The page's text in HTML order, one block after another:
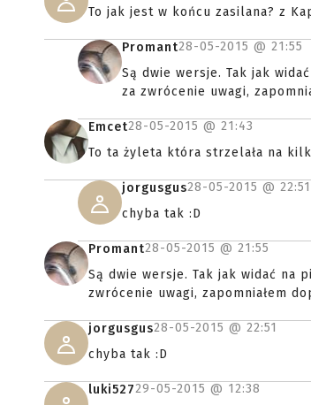
To jak jest w końcu zasilana? z
Promant28-05-2015 @ 21:55
Są dwie wersje. Tak jak
za zwrócenie uwagi,
Emcet28-05-2015 @ 21:43
To ta żyleta która strzelała na
jorgusgus28-05-2015 @ 22:51
chyba tak :D
Promant28-05-2015 @ 21:55
Są dwie wersje. Tak jak widać na
zwrócenie uwagi, zapomniałem
jorgusgus28-05-2015 @ 22:51
chyba tak :D
luki52729-05-2015 @ 12:38